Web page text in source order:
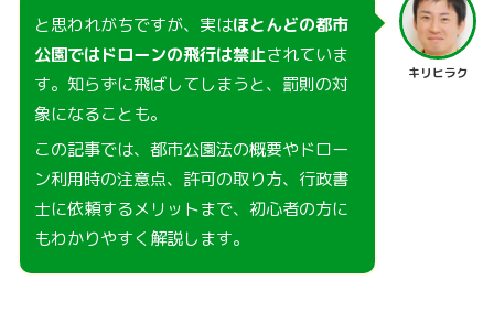
キリヒラク
と思われがちですが、実はほとんどの都市
公園ではドローンの飛行は禁止されていま
す。知らずに飛ばしてしまうと、罰則の対
象になることも。
この記事では、都市公園法の概要やドロー
ン利用時の注意点、許可の取り方、行政書
士に依頼するメリットまで、初心者の方に
もわかりやすく解説します。